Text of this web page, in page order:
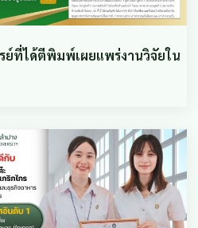
ย์ที่ได้ตีพิมพ์เผยแพร่งานวิจัยใน